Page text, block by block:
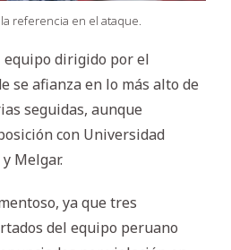
referencia en el ataque.
equipo dirigido por el
se afianza en lo más alto de
seguidas, aunque
con Universidad
Melgar.
ya que tres
del equipo peruano